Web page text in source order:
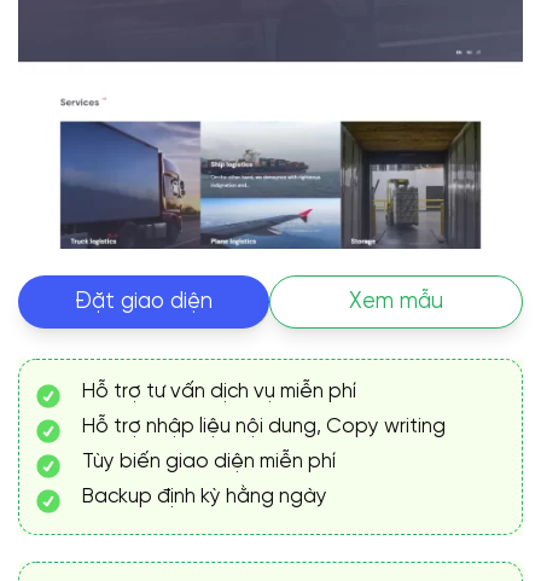
Đặt giao diện Xem mẫu
Hỗ trợ tư vấn dịch vụ miễn phí
Hỗ trợ nhập liệu nội dung, Copy writing
Tùy biến giao diện miễn phí
Backup định kỳ hằng ngày